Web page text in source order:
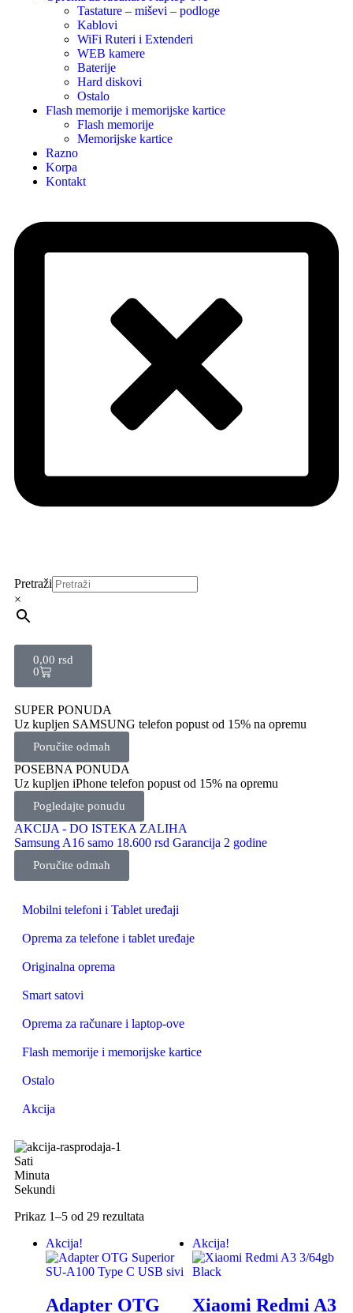
Tastature – miševi – podloge
Kablovi
WiFi Ruteri i Extenderi
WEB kamere
Baterije
Hard diskovi
Ostalo
Flash memorije i memorijske kartice
Flash memorije
Memorijske kartice
Razno
Korpa
Kontakt
Pretraži
×
0,00 rsd
0
SUPER PONUDA
Uz kupljen SAMSUNG telefon popust od 15% na opremu
Poručite odmah
POSEBNA PONUDA
Uz kupljen iPhone telefon popust od 15% na opremu
Pogledajte ponudu
AKCIJA - DO ISTEKA ZALIHA
Samsung A16 samo 18.600 rsd Garancija 2 godine
Poručite odmah
Mobilni telefoni i Tablet uređaji
Oprema za telefone i tablet uređaje
Originalna oprema
Smart satovi
Oprema za računare i laptop-ove
Flash memorije i memorijske kartice
Ostalo
Akcija
Sati
Minuta
Sekundi
Prikaz 1–5 od 29 rezultata
Akcija!
Adapter OTG
Akcija!
Xiaomi Redmi A3